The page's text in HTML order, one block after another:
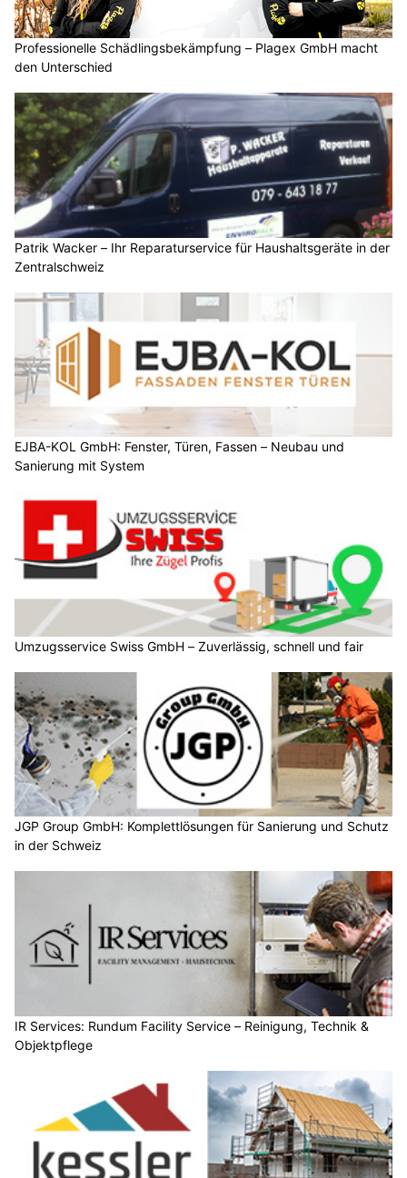
Professionelle Schädlingsbekämpfung – Plagex GmbH macht
den Unterschied
Patrik Wacker – Ihr Reparaturservice für Haushaltsgeräte in der
Zentralschweiz
EJBA-KOL GmbH: Fenster, Türen, Fassen – Neubau und
Sanierung mit System
Umzugsservice Swiss GmbH – Zuverlässig, schnell und fair
JGP Group GmbH: Komplettlösungen für Sanierung und Schutz
in der Schweiz
IR Services: Rundum Facility Service – Reinigung, Technik &
Objektpflege